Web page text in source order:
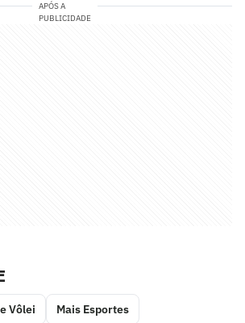
APÓS A
PUBLICIDADE
Vôlei Mais Esportes